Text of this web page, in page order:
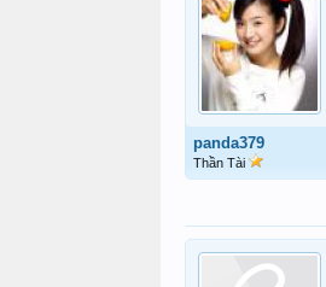
panda379
Thần Tài